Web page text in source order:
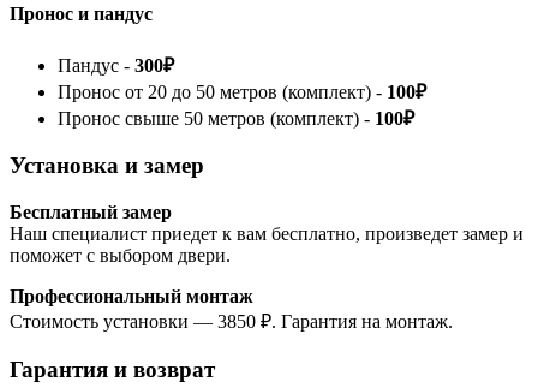
Пронос и пандус
Пандус - 300₽
Пронос от 20 до 50 метров (комплект) - 100₽
Пронос свыше 50 метров (комплект) - 100₽
Установка и замер
Бесплатный замер
Наш специалист приедет к вам бесплатно, произведет замер и
поможет с выбором двери.
Профессиональный монтаж
Стоимость установки — 3850 ₽. Гарантия на монтаж.
Гарантия и возврат